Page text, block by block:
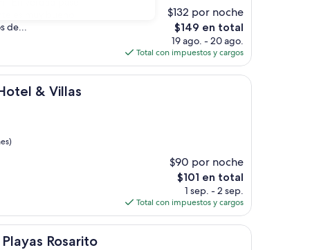
de...
$132 por noche
El
precio
actual
es
de
$149 en total
19 ago. - 20 ago.
Total con impuestos y cargos
& Villas
$90 por noche
El
precio
actual
es
de
$101 en total
1 sep. - 2 sep.
Total con impuestos y cargos
Rosarito